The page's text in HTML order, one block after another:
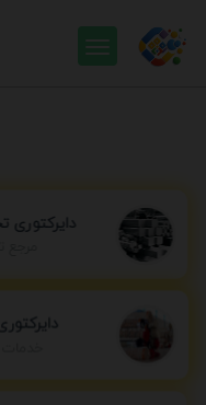
دایرکتوری